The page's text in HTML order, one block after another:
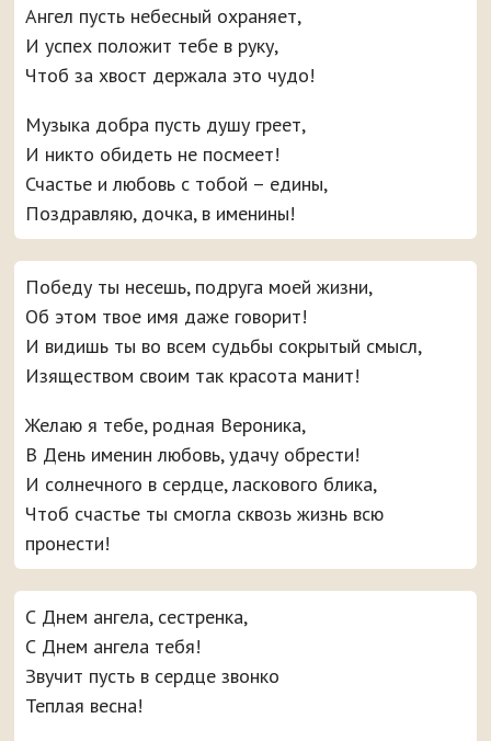
Ангел пусть небесный охраняет,
И успех положит тебе в руку,
Чтоб за хвост держала это чудо!
Музыка добра пусть душу греет,
И никто обидеть не посмеет!
Счастье и любовь с тобой – едины,
Поздравляю, дочка, в именины!
Победу ты несешь, подруга моей жизни,
Об этом твое имя даже говорит!
И видишь ты во всем судьбы сокрытый смысл,
Изяществом своим так красота манит!
Желаю я тебе, родная Вероника,
В День именин любовь, удачу обрести!
И солнечного в сердце, ласкового блика,
Чтоб счастье ты смогла сквозь жизнь всю
пронести!
С Днем ангела, сестренка,
С Днем ангела тебя!
Звучит пусть в сердце звонко
Теплая весна!